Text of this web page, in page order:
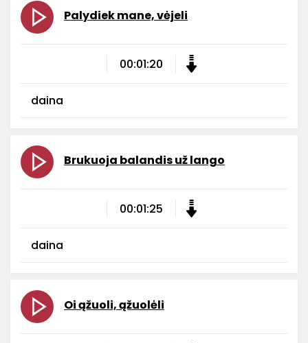
Palydiek mane, vėjeli
00:01:20
daina
Brukuoja balandis už lango
00:01:25
daina
Oi ąžuoli, ąžuolėli